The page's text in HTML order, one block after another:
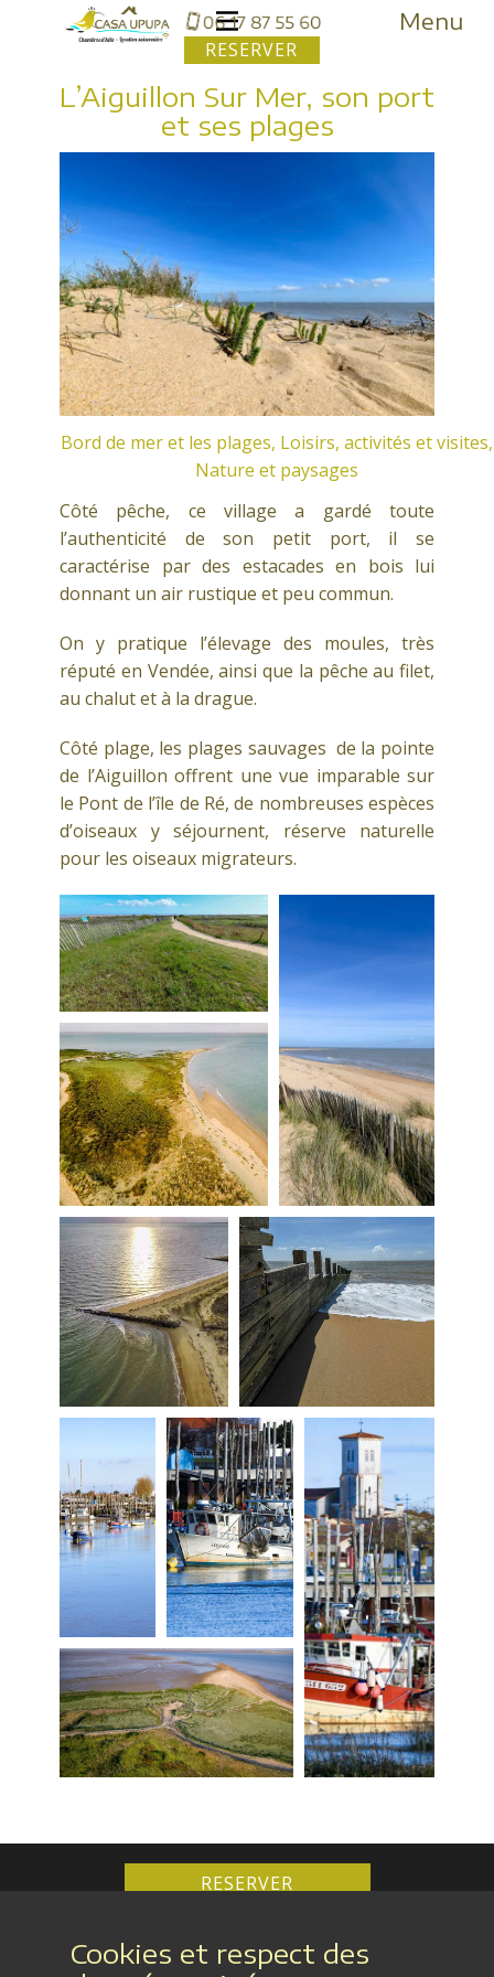
Menu
RESERVER
L’Aiguillon Sur Mer, son port
et ses plages
Bord de mer et les plages, Loisirs, activités et visites,
Nature et paysages
Côté pêche, ce village a gardé toute
l’authenticité de son petit port, il se
caractérise par des estacades en bois lui
donnant un air rustique et peu commun.
On y pratique l’élevage des moules, très
réputé en Vendée, ainsi que la pêche au filet,
au chalut et à la drague.
Côté plage, les plages sauvages de la pointe
de l’Aiguillon offrent une vue imparable sur
le Pont de l’île de Ré, de nombreuses espèces
d’oiseaux y séjournent, réserve naturelle
pour les oiseaux migrateurs.
RESERVER
Cookies et respect des